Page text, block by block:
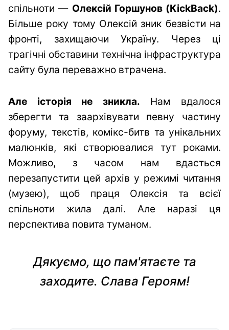
спільноти — Олексій Горшунов (KickBack).
Більше року тому Олексій зник безвісти на
фронті, захищаючи Україну. Через ці
трагічні обставини технічна інфраструктура
сайту була переважно втрачена.
Але історія не зникла. Нам вдалося
зберегти та заархівувати певну частину
форуму, текстів, комікс-битв та унікальних
малюнків, які створювалися тут роками.
Можливо, з часом нам вдасться
перезапустити цей архів у режимі читання
(музею), щоб праця Олексія та всієї
спільноти жила далі. Але наразі ця
перспектива повита туманом.
Дякуємо, що пам'ятаєте та
заходите. Слава Героям!